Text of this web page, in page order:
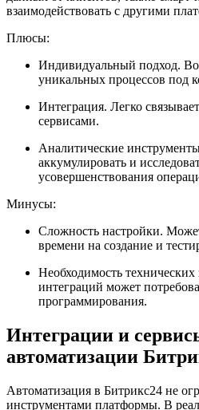
взаимодействовать с другими
Плюсы:
Индивидуальный подход.
уникальных процессов под
Интеграция. Легко
сервисами.
Аналитические
аккумулировать и
усовершенствования
Минусы:
Сложность настройки.
времени на создание и
Необходимость
интеграций может
программирования.
Интеграции и
автоматизации
Автоматизация в Битрикс24 не
инструментами платформы. В